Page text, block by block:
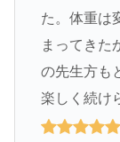
た。体重は
まってきた
の先生方も
楽しく続け